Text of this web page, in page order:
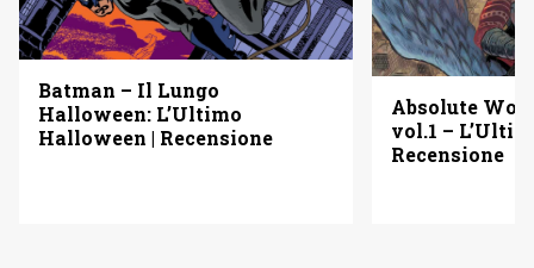
Batman – Il Lungo
Halloween: L’Ultimo
Halloween | Recensione
Absolute
vol.1 –
Recensione